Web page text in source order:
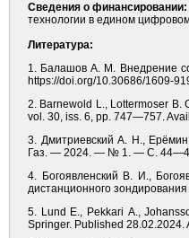
Сведения о финансировании:
технологии в едином
Литература:
1. Балашов А. М. Внедрение
https://doi.org/10.30686/1609-
2. Barnewold L., Lottermoser B.
vol. 30, iss. 6, pp. 747—757.
3. Дмитриевский А. Н.,
Газ. — 2024. — № 1. — С.
4. Богоявленский В. И.,
дистанционного
5. Lund E., Pekkari A.,
Springer. Published